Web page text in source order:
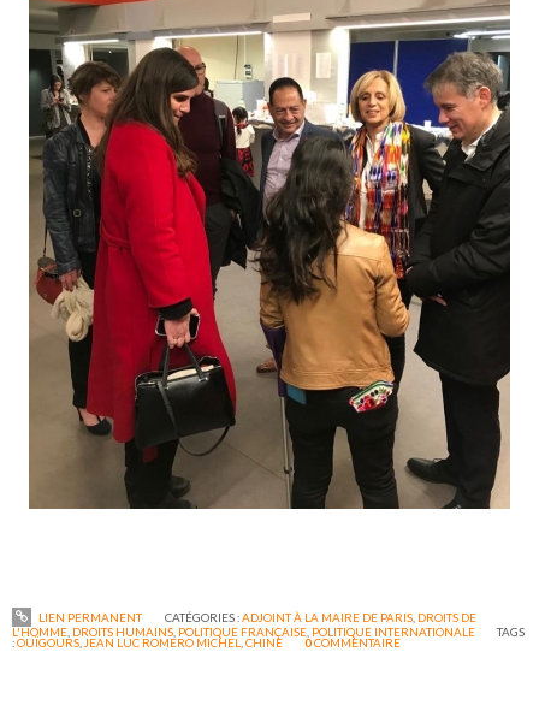
LIEN PERMANENT CATÉGORIES :ADJOINT À LA MAIRE DE PARIS, DROITS DE
L'HOMME DROITS HUMAINS POLITIQUE FRANÇAISE POLITIQUE INTERNATIONALE TAGS
:OUÏGOURS JEAN LUC ROMERO MICHEL ,CHINE 0COMMENTAIRE